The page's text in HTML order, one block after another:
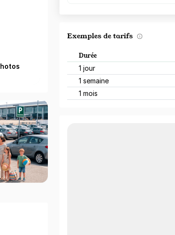
Exemples de tarifs
Durée
1 jour
1 semaine
1 mois